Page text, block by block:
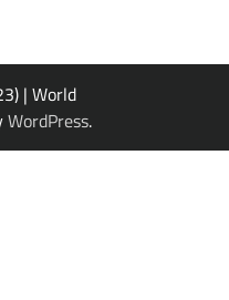
| World
WordPress.